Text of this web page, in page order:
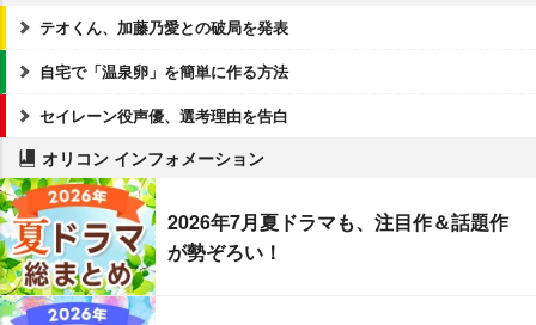
テオくん、加藤乃愛との破局を発表
自宅で「温泉卵」を簡単に作る方法
セイレーン役声優、選考理由を告白
オリコン インフォメーション
2026年7月夏ドラマも、注目作＆話題作
が勢ぞろい！